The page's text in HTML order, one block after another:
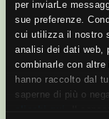
per inviarLe
sue preferenze.
cui utilizza il nostro
analisi dei dati web,
combinarle con
hanno raccolto dal
saperne di più o
Grazie ai
proprio impatto
certificazione
recentissima